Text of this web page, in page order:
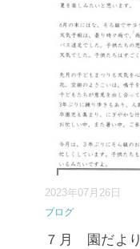
2023年07月26日
ブログ
７月 園だより